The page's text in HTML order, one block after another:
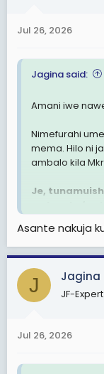
s
Jul 26, 2026
Jagina said:
Amani iwe
Nimefurahi
mema. Hilo ni
ambalo kila
Je,
au kwa
Yesu alisema:
Na pia alisema:
Yesu hakusema:
Asante nakuja
J Jagina
JF-
Jul 26, 2026